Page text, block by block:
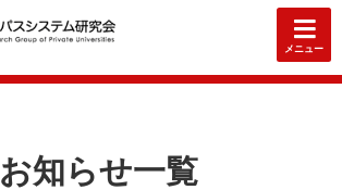
メニュー
お知らせ一覧